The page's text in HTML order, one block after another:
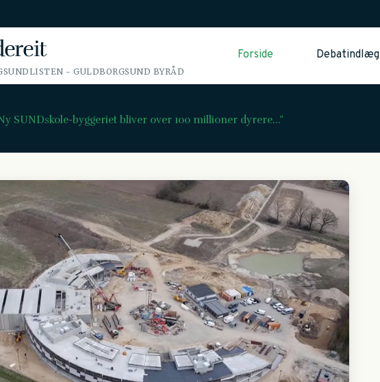
- GULDBORGSUND BYRÅD
Forside Debatindlæg
SUNDskole-byggeriet bliver over 100 millioner dyrere...”